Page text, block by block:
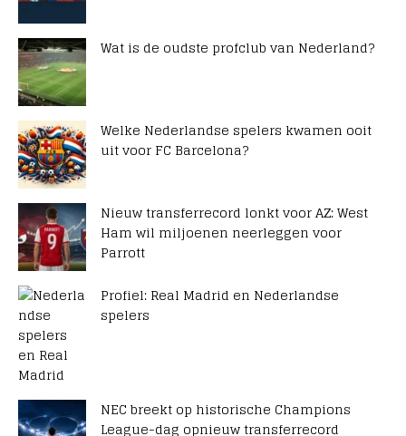
Wat is de oudste profclub van Nederland?
Welke Nederlandse spelers kwamen ooit
uit voor FC Barcelona?
Nieuw transferrecord lonkt voor AZ: West
Ham wil miljoenen neerleggen voor
Parrott
Profiel: Real Madrid en Nederlandse
spelers
NEC breekt op historische Champions
League-dag opnieuw transferrecord